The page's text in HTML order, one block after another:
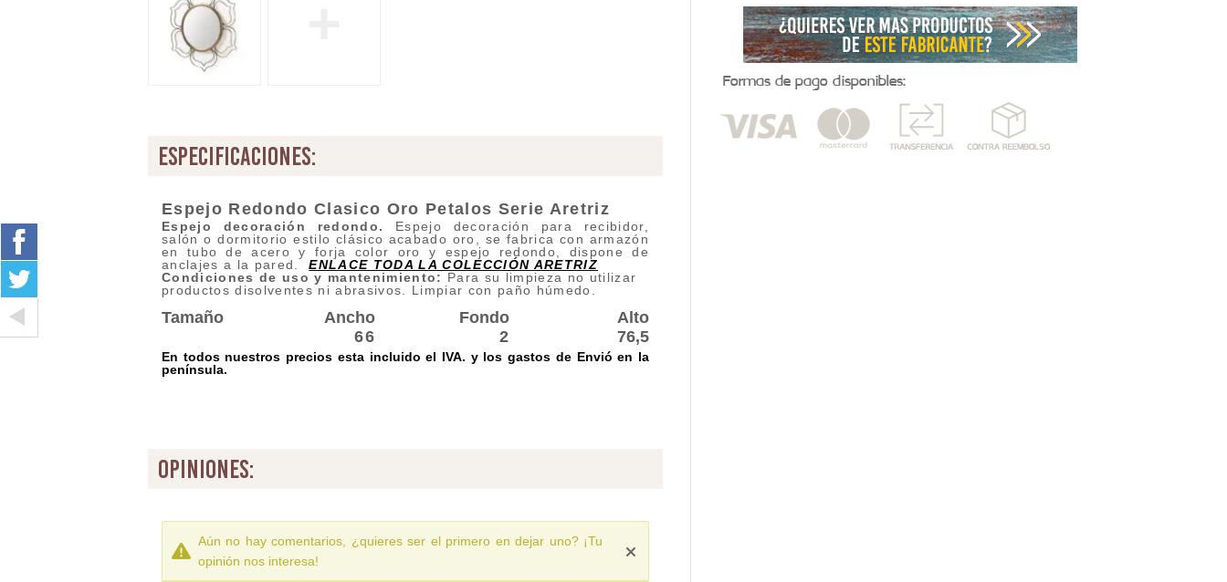
especificaciones:
Espejo Redondo Clasico Oro Petalos Serie Aretriz
Espejo decoración redondo.
Espejo decoración para recibidor,
salón o dormitorio estilo clásico acabado oro, se fabrica con armazón
en tubo de acero y forja color oro y espejo redondo, dispone de
anclajes a la pared.
ENLACE TODA LA COLECCIÓN ARETRIZ
Condiciones de uso y mantenimiento: Para su limpieza no utilizar
productos disolventes ni abrasivos. Limpiar con paño húmedo.
Tamaño Ancho Fondo
Alto
66
2 76,5
En todos nuestros precios esta incluido el IVA. y los gastos de Envió en la
península.
opiniones:
Aún no hay comentarios, ¿quieres ser el primero en dejar uno? ¡Tu
opinión nos interesa!
Formas de pago disponibles: